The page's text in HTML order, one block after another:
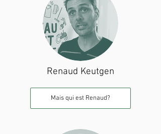
Renaud Keutgen
Mais qui est Renaud?